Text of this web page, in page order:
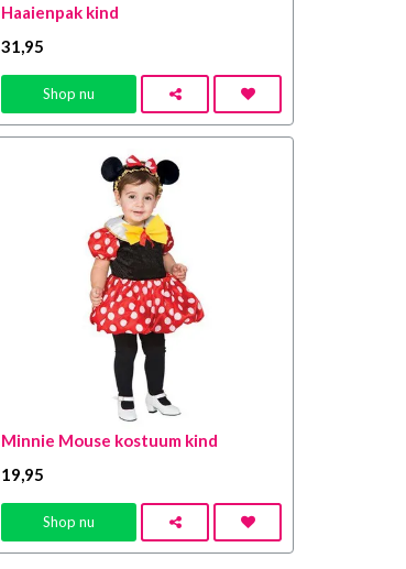
Haaienpak kind
31 ,95
Shop nu
Minnie Mouse kostuum kind
19,95
Shop nu